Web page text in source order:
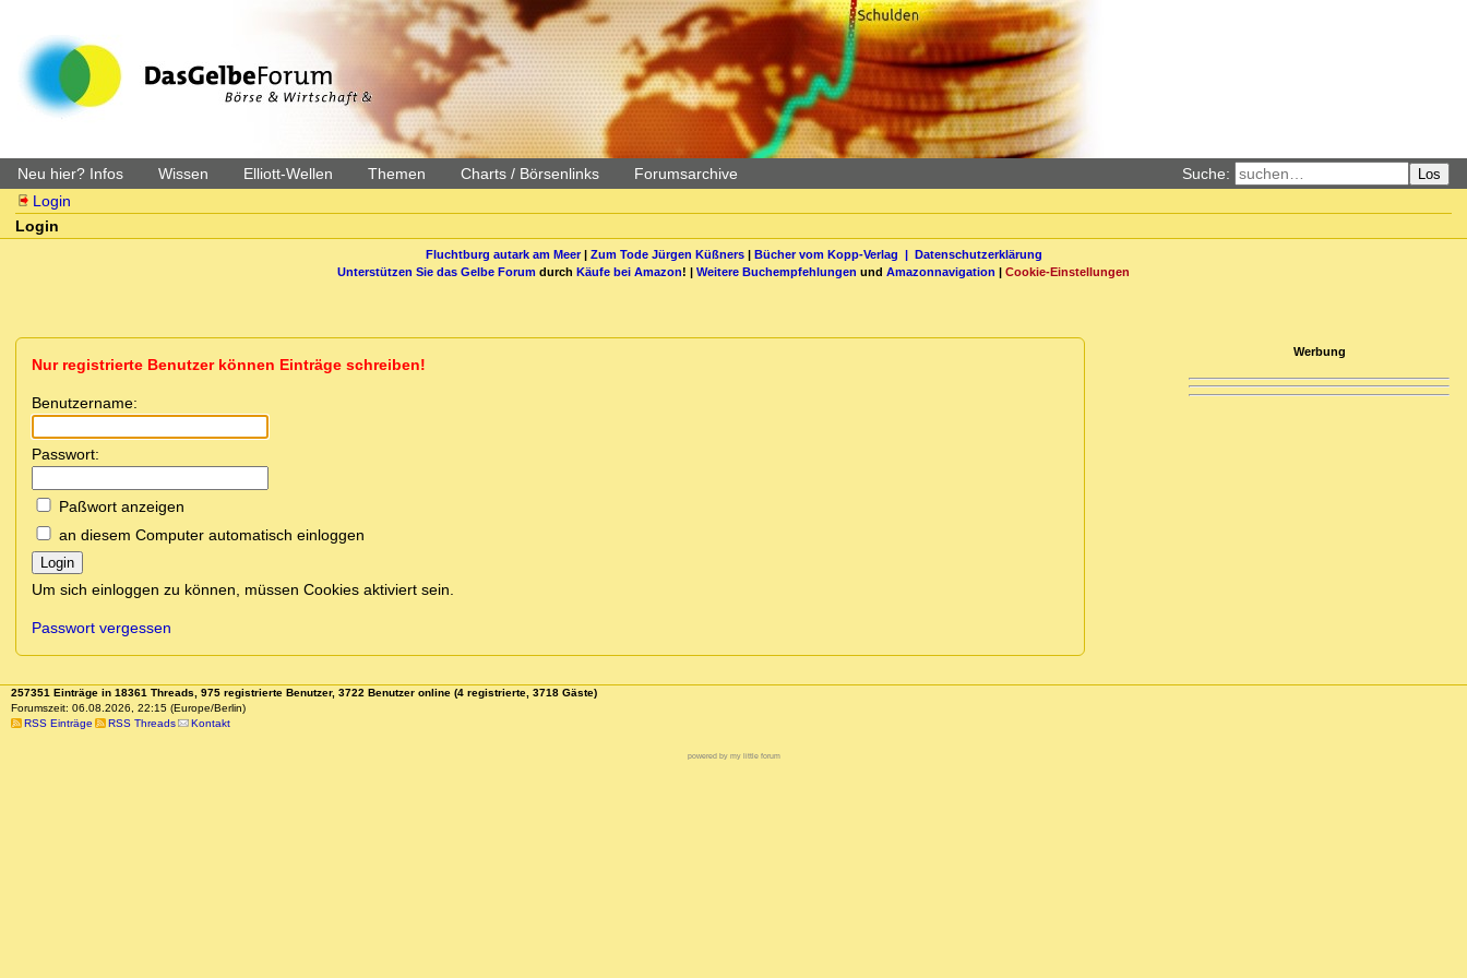
Neu hier? Infos Wissen Elliott-Wellen Themen Charts / Börsenlinks Forumsarchive Suche: Los
Login
Login
Fluchtburg autark am Meer| Zum Tode Jürgen Küßners| Bücher vom Kopp-Verlag | Datenschutzerklärung
Unterstützen Sie das Gelbe Forum durch Käufe bei Amazon! | Weitere Buchempfehlungen und Amazonnavigation | Cookie-Einstellungen
Nur registrierte Benutzer können Einträge schreiben!
Benutzername:
Passwort:
Paßwort anzeigen
an diesem Computer automatisch einloggen
Login
Um sich einloggen zu können, müssen Cookies aktiviert sein.
Passwort vergessen
Werbung
257351 Einträge in 18361 Threads, 975 registrierte Benutzer, 3722 Benutzer online (4 registrierte, 3718 Gäste)
Forumszeit: 06.08.2026, 22:15 (Europe/Berlin)
RSS Einträge
RSS Threads Kontakt
powered by my little forum